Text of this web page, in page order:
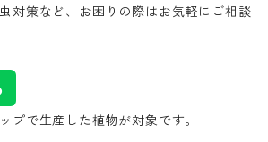
対策など、お困りの際はお気軽にご相談
プで生産した植物が対象です。